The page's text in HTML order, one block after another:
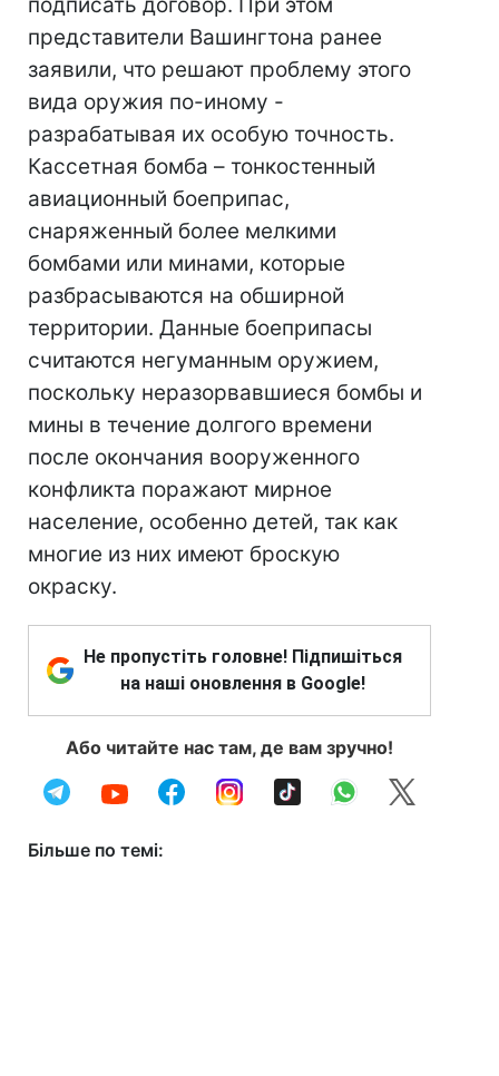
представители Вашингтона ранее
заявили, что решают проблему этого
вида оружия по-иному -
разрабатывая их особую точность.
Кассетная бомба – тонкостенный
авиационный боеприпас,
снаряженный более мелкими
бомбами или минами, которые
разбрасываются на обширной
территории. Данные боеприпасы
считаются негуманным оружием,
поскольку неразорвавшиеся бомбы и
мины в течение долгого времени
после окончания вооруженного
конфликта поражают мирное
население, особенно детей, так как
многие из них имеют броскую
окраску.
Не пропустіть головне! Підпишіться
на наші оновлення в Google!
Або читайте нас там, де вам зручно!
Більше по темі: